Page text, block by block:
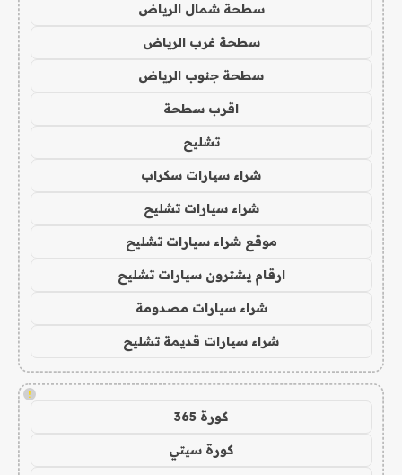
سطحة شمال الرياض
سطحة غرب الرياض
سطحة جنوب الرياض
اقرب سطحة
تشليح
شراء سيارات سكراب
شراء سيارات تشليح
موقع شراء سيارات تشليح
ارقام يشترون سيارات تشليح
شراء سيارات مصدومة
شراء سيارات قديمة تشليح
!
كورة 365
كورة سيتي